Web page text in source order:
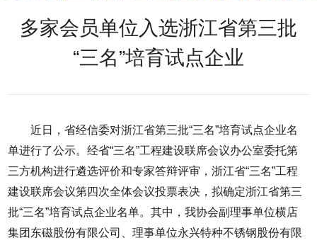
多家会员单位入选浙江省第三批
“三名”培育试点企业
近日，省经信委对浙江省第三批“三名”培育试点企业名
单进行了公示。经省“三名”工程建设联席会议办公室委托第
三方机构进行遴选评价和专家答辩评审，浙江省“三名”工程
建设联席会议第四次全体会议投票表决，拟确定浙江省第三
批“三名”培育试点企业名单。其中，我协会副理事单位横店
集团东磁股份有限公司、理事单位永兴特种不锈钢股份有限